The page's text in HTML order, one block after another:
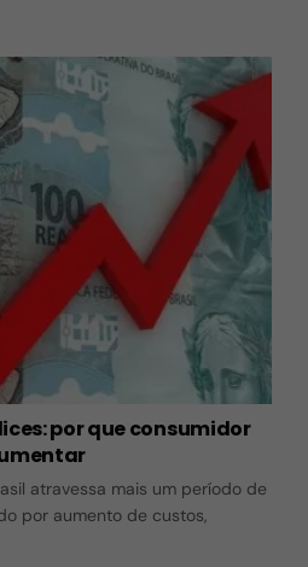
por que consumidor
atravessa mais um período de
por aumento de custos,